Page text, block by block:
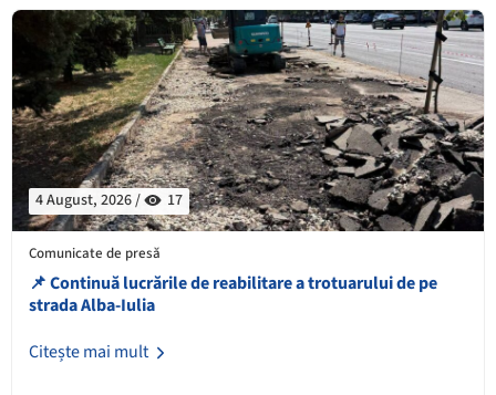
4 August, 2026 / 17
Comunicate de presă
📌 Continuă lucrările de reabilitare a trotuarului de pe
strada Alba-Iulia
Citește mai mult